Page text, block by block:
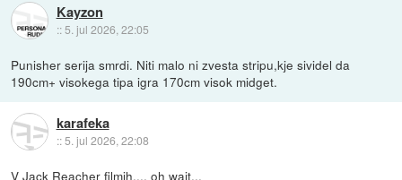
Kayzon
:: 5. jul 2026, 22:05
Punisher serija smrdi. Niti malo ni zvesta stripu,kje sividel da
190cm+ visokega tipa igra 170cm visok midget.
karafeka
::5. jul 2026, 22:08
V Jack Reacher filmih.... oh wait...